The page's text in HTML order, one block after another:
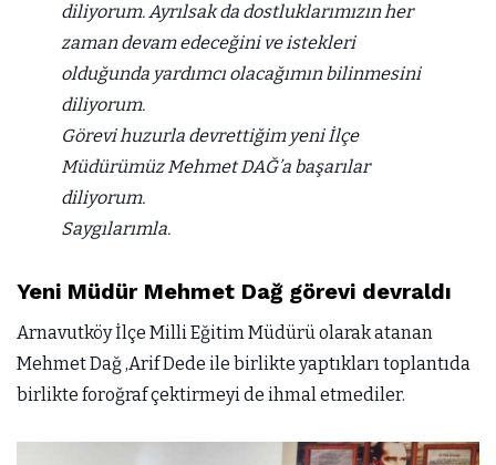
diliyorum. Ayrılsak da dostluklarımızın her
zaman devam edeceğini ve istekleri
olduğunda yardımcı olacağımın bilinmesini
diliyorum.
Görevi huzurla devrettiğim yeni İlçe
Müdürümüz Mehmet DAĞ’a başarılar
diliyorum.
Saygılarımla.
Yeni Müdür Mehmet Dağ görevi devraldı
Arnavutköy İlçe Milli Eğitim Müdürü olarak atanan
Mehmet Dağ ,Arif Dede ile birlikte yaptıkları toplantıda
birlikte foroğraf çektirmeyi de ihmal etmediler.